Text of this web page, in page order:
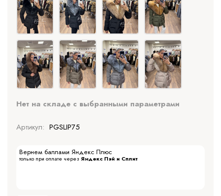
Нет на складе с выбранными параметрами
Артикул: PGSLIP75
Вернем баллами Яндекс Плюс
только при оплате через Яндекс Пэй и Сплит